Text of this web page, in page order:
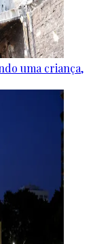
uma criança,